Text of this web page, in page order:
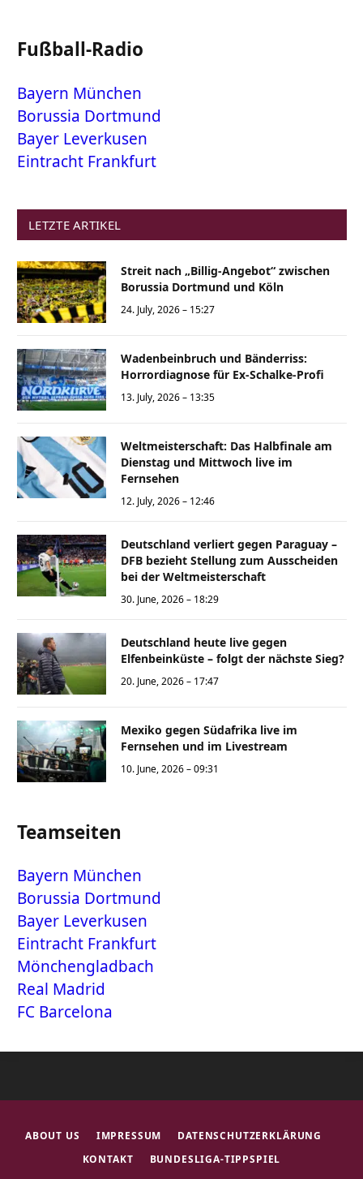
Fußball-Radio
Bayern München
Borussia Dortmund
Bayer Leverkusen
Eintracht Frankfurt
LETZTE ARTIKEL
Streit nach „Billig-Angebot“ zwischen
Borussia Dortmund und Köln
24. July, 2026 – 15:27
Wadenbeinbruch und Bänderriss:
Horrordiagnose für Ex-Schalke-Profi
13. July, 2026 – 13:35
Weltmeisterschaft: Das Halbfinale am
Dienstag und Mittwoch live im
Fernsehen
12. July, 2026 – 12:46
Deutschland verliert gegen Paraguay –
DFB bezieht Stellung zum Ausscheiden
bei der Weltmeisterschaft
30. June, 2026 – 18:29
Deutschland heute live gegen
Elfenbeinküste – folgt der nächste Sieg?
20. June, 2026 – 17:47
Mexiko gegen Südafrika live im
Fernsehen und im Livestream
10. June, 2026 – 09:31
Teamseiten
Bayern München
Borussia Dortmund
Bayer Leverkusen
Eintracht Frankfurt
Mönchengladbach
Real Madrid
FC Barcelona
ABOUT US IMPRESSUM
DATENSCHUTZERKLÄRUNG
KONTAKT
BUNDESLIGA-TIPPSPIEL